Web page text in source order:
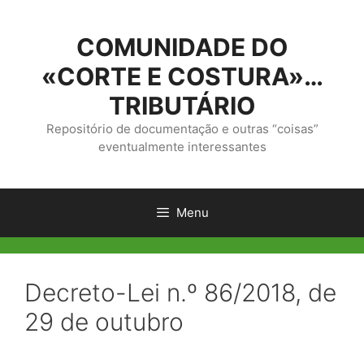
conteúdo
COMUNIDADE DO
«CORTE E COSTURA»…
TRIBUTÁRIO
Repositório de documentação e outras “coisas”
eventualmente interessantes
Menu
Decreto-Lei n.º 86/2018, de
29 de outubro